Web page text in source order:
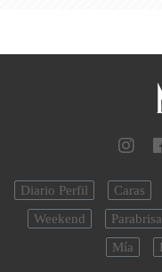
Diario Perfil Caras
Weekend
Mía